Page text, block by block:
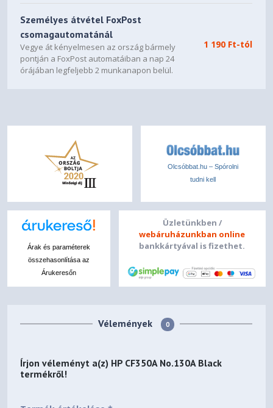
Személyes átvétel FoxPost
csomagautomatánál
Vegye át kényelmesen az ország bármely
pontján a FoxPost automatáiban a nap 24
órájában legfeljebb 2 munkanapon belül.
1 190 Ft-tól
Olcsóbbat.hu – Spórolni
tudni kell
Árak és paraméterek
összehasonlítása az
Árukeresőn
Üzletünkben /
webáruházunkban online
bankkártyával is fizethet.
Vélemények 0
Írjon véleményt a(z) HP CF350A No.130A Black
termékről!